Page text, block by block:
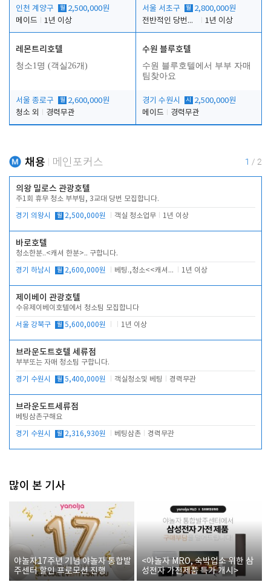
인천 계양구 월 2,500,000원
메이드
1년 이상
서울 서초구 월 2,800,000원
전반적인 당번업무
1년 이상
레몬트리호텔
청소1명 (객실26개)
서울 종로구 월 2,600,000원
청소 외
경력무관
수원 블루호텔
수원 블루호텔에서 부부 자매
팀찾아요
경기 수원시 시
2,500,000원
메이드
경력무관
채용 메인포커스 1 / 2
의왕 밀로스 관광호텔
주1회 휴무 청소 부부팀, 3교대 당번 모집합니다.
경기 의왕시 월 2,500,000원 객실 청소업무 1년 이상
바로호텔
청소한분..<캐셔 한분>.. 구합니다.
경기 하남시 월 2,600,000원 베팅.,청소<<캐셔 모셔봅니다. 1년 이상
제이베이 관광호텔
수유제이베이호텔에서 청소팀 모집합니다
서울 강북구 월 5,600,000원 1년 이상
브라운도트호텔 세류점
부부또는 자매 청소팀 구합니다.
경기 수원시 월 5,400,000원 객실청소및 베팅 경력무관
브라운도트세류점
베팅삼촌구해요
경기 수원시 월 2,316,930원 베팅삼촌 경력무관
많이 본 기사
야놀자17주년 기념 야놀자 통합발
주센터 할인 프로모션 진행
<야놀자 MRO, 숙박업소 위한 삼
성전자 가전제품 특가 개시>